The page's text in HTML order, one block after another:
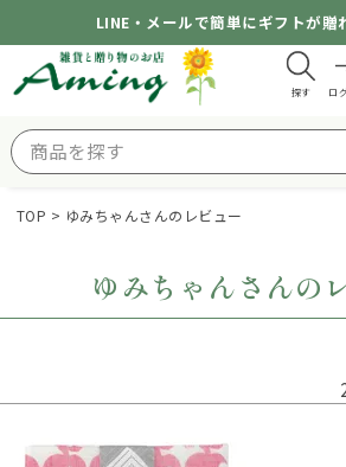
LINE・メールで簡単にギフトが贈
探す ロ
TOP ゆみちゃんさんのレビュー
ゆみちゃんさんの